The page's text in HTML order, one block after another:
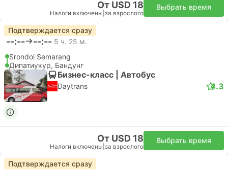
От USD 18
Налоги включены за взрослого
Выбрать время
Подтверждается сразу
--:-- --:-- 5 ч. 25 м.
Srondol Semarang
Дипатиукур, Бандунг
Бизнес-класс | Автобус
Daytrans 4.3
От USD 18
Налоги включены за взрослого
Выбрать время
Подтверждается сразу